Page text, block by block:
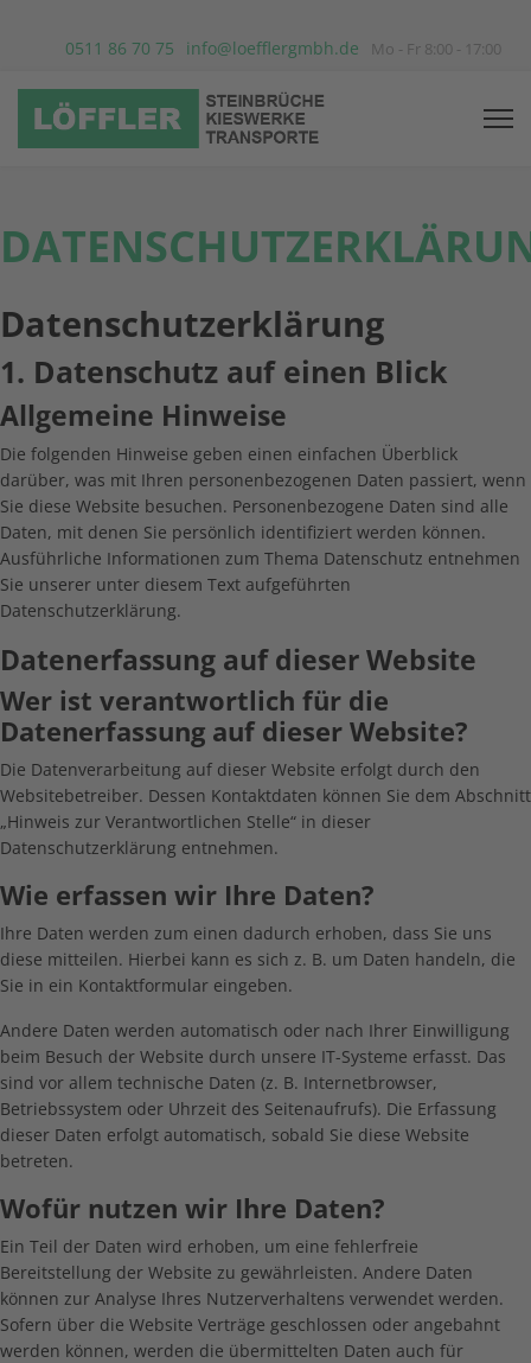
0511 86 70 75 info@loefflergmbh.de Mo - Fr 8:00 - 17:00
Datenschutz­erklärung
1. Datenschutz auf einen Blick
Allgemeine Hinweise
Die folgenden Hinweise geben einen einfachen Überblick
darüber, was mit Ihren personenbezogenen Daten passiert, wenn
Sie diese Website besuchen. Personenbezogene Daten sind alle
Daten, mit denen Sie persönlich identifiziert werden können.
Ausführliche Informationen zum Thema Datenschutz entnehmen
Sie unserer unter diesem Text aufgeführten
Datenschutzerklärung.
Datenerfassung auf dieser Website
Wer ist verantwortlich für die
Datenerfassung auf dieser Website?
Die Datenverarbeitung auf dieser Website erfolgt durch den
Websitebetreiber. Dessen Kontaktdaten können Sie dem Abschnitt
„Hinweis zur Verantwortlichen Stelle“ in dieser
Datenschutzerklärung entnehmen.
Wie erfassen wir Ihre Daten?
Ihre Daten werden zum einen dadurch erhoben, dass Sie uns
diese mitteilen. Hierbei kann es sich z. B. um Daten handeln, die
Sie in ein Kontaktformular eingeben.
Andere Daten werden automatisch oder nach Ihrer Einwilligung
beim Besuch der Website durch unsere IT-Systeme erfasst. Das
sind vor allem technische Daten (z. B. Internetbrowser,
Betriebssystem oder Uhrzeit des Seitenaufrufs). Die Erfassung
dieser Daten erfolgt automatisch, sobald Sie diese Website
betreten.
Wofür nutzen wir Ihre Daten?
Ein Teil der Daten wird erhoben, um eine fehlerfreie
Bereitstellung der Website zu gewährleisten. Andere Daten
können zur Analyse Ihres Nutzerverhaltens verwendet werden.
Sofern über die Website Verträge geschlossen oder angebahnt
werden können, werden die übermittelten Daten auch für